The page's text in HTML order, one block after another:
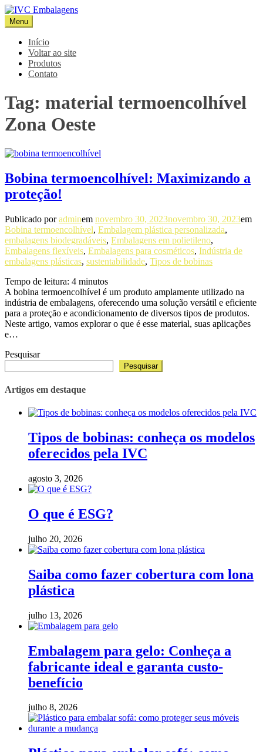
Pular
para
o
conteúdo
IVC Embalagens
Blog IVC
Menu
Início
Voltar ao site
Produtos
Contato
Tag: material termoencolhível
Zona Oeste
Bobina termoencolhível: Maximizando a
proteção!
Publicado poradminem novembro 30, 2023novembro 30, 2023em
Bobina termoencolhível, Embalagem plástica personalizada,
embalagens biodegradáveis, Embalagens em polietileno,
Embalagens flexíveis, Embalagens para cosméticos, Indústria de
embalagens plásticas, sustentabilidade, Tipos de bobinas
Tempo de leitura: 4 minutos
A bobina termoencolhível é um produto amplamente utilizado na
indústria de embalagens, oferecendo uma solução versátil e eficiente
para a proteção e acondicionamento de diversos tipos de produtos.
Neste artigo, vamos explorar o que é esse material, suas aplicações
e…
Pesquisar
Pesquisar
Artigos em destaque
Tipos de bobinas: conheça os modelos
oferecidos pela IVC
agosto 3, 2026
O que é ESG?
julho 20, 2026
Saiba como fazer cobertura com lona
plástica
julho 13, 2026
Embalagem para gelo: Conheça a
fabricante ideal e garanta custo-
benefício
julho 8, 2026